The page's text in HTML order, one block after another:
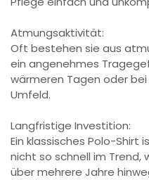
Atmungsaktivität:
Oft bestehen sie aus
ein angenehmes
wärmeren Tagen oder
Umfeld.
Langfristige Investition:
Ein klassisches Polo-Shirt
nicht so schnell im
über mehrere Jahre